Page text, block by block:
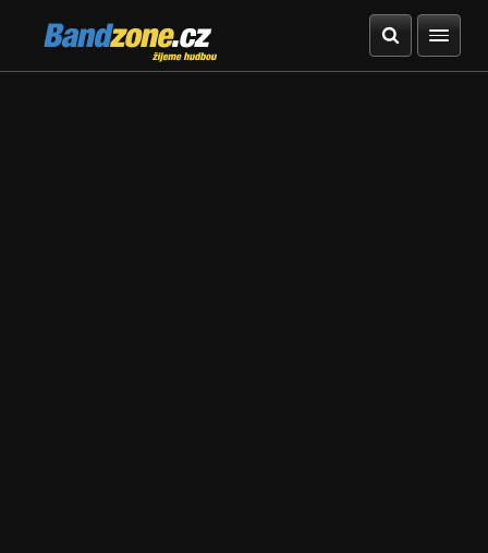
Bandzone.cz
žijeme hudbou